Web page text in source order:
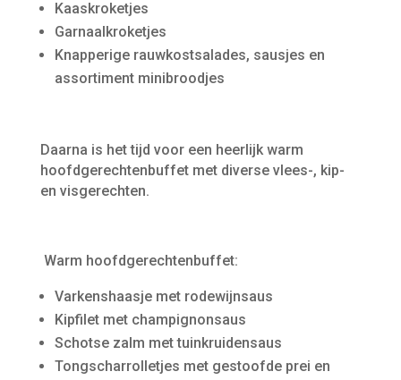
Kaaskroketjes
Garnaalkroketjes
Knapperige rauwkostsalades, sausjes en
assortiment minibroodjes
Daarna is het tijd voor een heerlijk warm
hoofdgerechtenbuffet met diverse vlees-, kip-
en visgerechten.
Warm hoofdgerechtenbuffet:
Varkenshaasje met rodewijnsaus
Kipfilet met champignonsaus
Schotse zalm met tuinkruidensaus
Tongscharrolletjes met gestoofde prei en